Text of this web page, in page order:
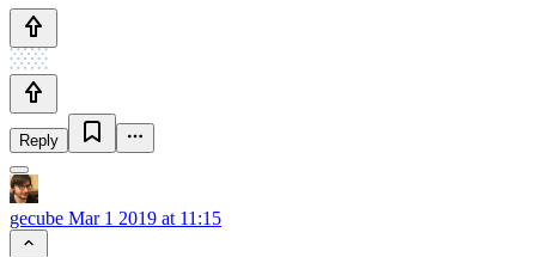
Reply
gecube Mar 1 2019 at 11:15